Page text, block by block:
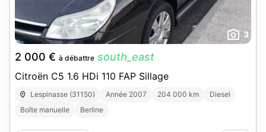
3
2 000 € à débattre south_east
Citroën C5 1.6 HDi 110 FAP Sillage
Lespinasse (31150) Année 2007 204 000 km
Diesel
Boîte manuelle
Berline